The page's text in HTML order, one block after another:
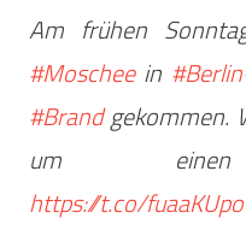
Am frühen
#Moscheein #Berlin
#Brandgekommen.
um
https://t.co/